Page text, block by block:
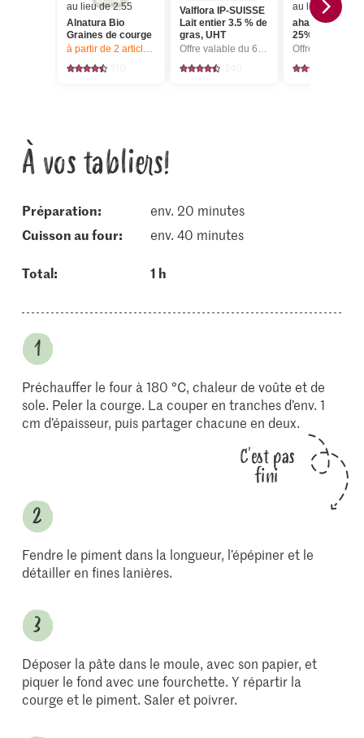
au lieu de 2.55
Alnatura Bio
Graines de courge
à partir de 2 articles, Offre valable du 6.8 au 12.8.2026, jusqu’à
Valflora IP-SUISSE
Lait entier 3.5 % de
gras, UHT
Offre valable du 6.8 au 12.8.2026, jusqu’à épuisement du stock.
au lieu de 2.45
aha! Demi-
25% de gras
À vos tabliers!
Préparation:
env. 20 minutes
cuisson au four:
env. 40 minutes
Total: 1 h
Préchauffer le four à 180 °C, chaleur de voûte et de
sole. Peler la courge. La couper en tranches d’env. 1
cm d’épaisseur, puis partager chacune en deux.
C'est pas
fini
Fendre le piment dans la longueur, l’épépiner et le
détailler en fines lanières.
Déposer la pâte dans le moule, avec son papier, et
piquer le fond avec une fourchette. Y répartir la
courge et le piment. Saler et poivrer.